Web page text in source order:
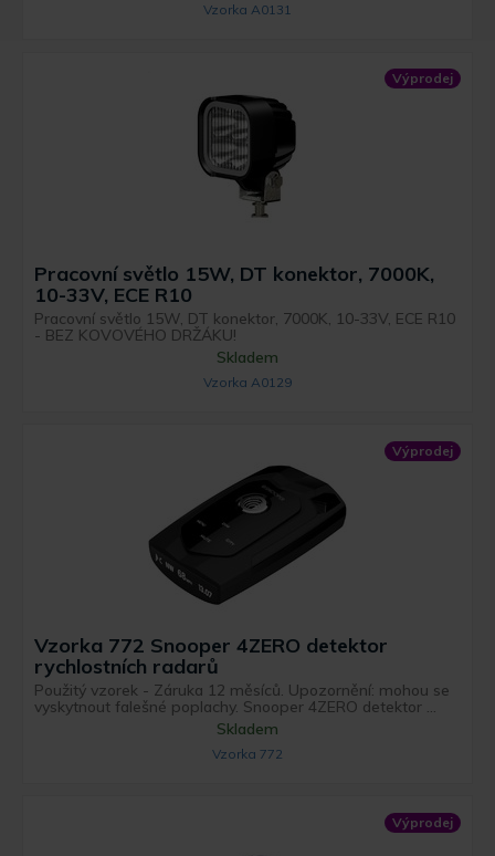
Vzorka A0131
Výprodej
Pracovní světlo 15W, DT konektor, 7000K,
10-33V, ECE R10
Pracovní světlo 15W, DT konektor, 7000K, 10-33V, ECE R10
- BEZ KOVOVÉHO DRŽÁKU!
Skladem
Vzorka A0129
Výprodej
Vzorka 772 Snooper 4ZERO detektor
rychlostních radarů
Použitý vzorek - Záruka 12 měsíců. Upozornění: mohou se
vyskytnout falešné poplachy. Snooper 4ZERO detektor ...
Skladem
Vzorka 772
Výprodej